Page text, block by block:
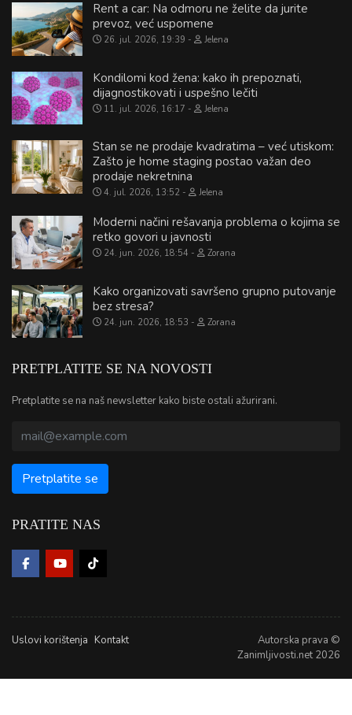
Rent a car: Na odmoru ne želite da jurite
prevoz, već uspomene
26. jul. 2026, 19:39 Jelena
Kondilomi kod žena: kako ih prepoznati,
dijagnostikovati i uspešno lečiti
11. jul. 2026, 16:17 Jelena
Stan se ne prodaje kvadratima – već utiskom:
Zašto je home staging postao važan deo
prodaje nekretnina
4. jul. 2026, 13:52 Jelena
Moderni načini rešavanja problema o kojima se
retko govori u javnosti
24. jun. 2026, 18:54 Zorana
Kako organizovati savršeno grupno putovanje
bez stresa?
24. jun. 2026, 18:53 Zorana
PRETPLATITE SE NA NOVOSTI
Pretplatite se na naš newsletter kako biste ostali ažurirani.
PRATITE NAS
Uslovi korištenja Kontakt
Autorska prava ©
Zanimljivosti.net 2026